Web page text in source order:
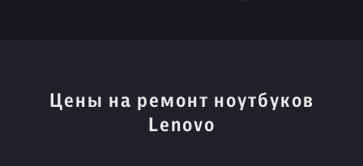
Цены на ремонт ноутбуков
Lenovo